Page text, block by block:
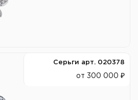
Серьги арт. 020378
от 300 000 ₽